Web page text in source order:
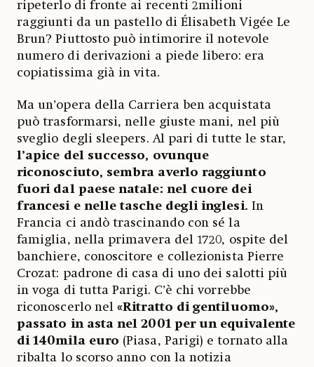
ripeterlo di fronte ai recenti 2milioni
raggiunti da un pastello di Élisabeth Vigée Le
Brun? Piuttosto può intimorire il notevole
numero di derivazioni a piede libero: era
copiatissima già in vita.
Ma un’opera della Carriera ben acquistata
può trasformarsi, nelle giuste mani, nel più
sveglio degli sleepers. Al pari di tutte le star,
l’apice del successo, ovunque
riconosciuto, sembra averlo raggiunto
fuori dal paese natale: nel cuore dei
francesi e nelle tasche degli inglesi. In
Francia ci andò trascinando con sé la
famiglia, nella primavera del 1720, ospite del
banchiere, conoscitore e collezionista Pierre
Crozat: padrone di casa di uno dei salotti più
in voga di tutta Parigi. C’è chi vorrebbe
riconoscerlo nel«Ritratto di gentiluomo»,
passato in asta nel 2001 per un equivalente
di 140mila euro (Piasa, Parigi) e tornato alla
ribalta lo scorso anno con la notizia